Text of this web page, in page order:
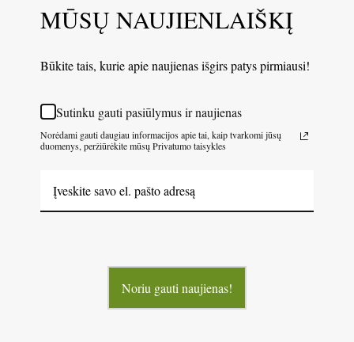
MŪSŲ NAUJIENLAIŠKĮ
Būkite tais, kurie apie naujienas išgirs patys pirmiausi!
Sutinku gauti pasiūlymus ir naujienas
Norėdami gauti daugiau informacijos apie tai, kaip tvarkomi jūsų
duomenys, peržiūrėkite mūsų Privatumo taisykles
Noriu gauti naujienas!